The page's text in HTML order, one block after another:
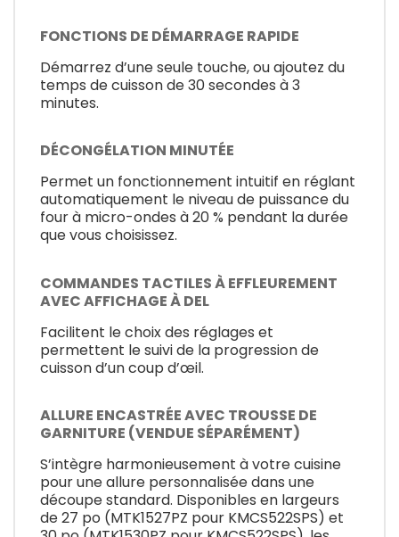
FONCTIONS DE DÉMARRAGE RAPIDE
Démarrez d’une seule touche, ou ajoutez du
temps de cuisson de 30 secondes à 3
minutes.
DÉCONGÉLATION MINUTÉE
Permet un fonctionnement intuitif en réglant
automatiquement le niveau de puissance du
four à micro-ondes à 20 % pendant la durée
que vous choisissez.
COMMANDES TACTILES À EFFLEUREMENT
AVEC AFFICHAGE À DEL
Facilitent le choix des réglages et
permettent le suivi de la progression de
cuisson d’un coup d’œil.
ALLURE ENCASTRÉE AVEC TROUSSE DE
GARNITURE (VENDUE SÉPARÉMENT)
S’intègre harmonieusement à votre cuisine
pour une allure personnalisée dans une
découpe standard. Disponibles en largeurs
de 27 po (MTK1527PZ pour KMCS522SPS) et